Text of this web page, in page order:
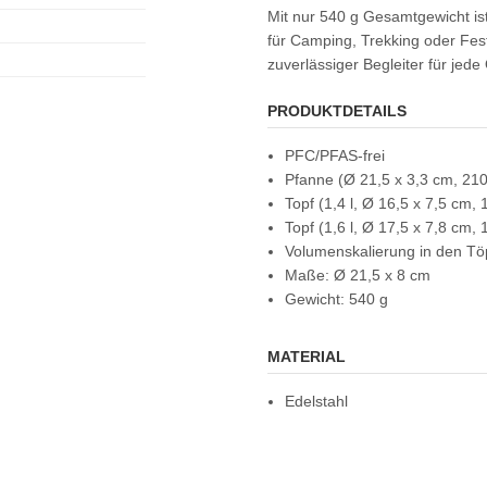
Mit nur 540 g Gesamtgewicht
für Camping, Trekking oder
zuverlässiger Begleiter für jede
PRODUKTDETAILS
PFC/PFAS-frei
Pfanne (Ø 21,5 x 3,3 cm,
Topf (1,4 l, Ø 16,5 x 7,5 cm,
Topf (1,6 l, Ø 17,5 x 7,8 cm,
Volumenskalierung in den
Maße: Ø 21,5 x 8 cm
Gewicht: 540 g
MATERIAL
Edelstahl